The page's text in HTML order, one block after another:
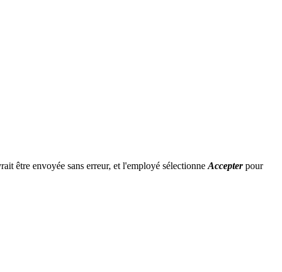
être envoyée sans erreur, et l'employé sélectionne Accepterpour